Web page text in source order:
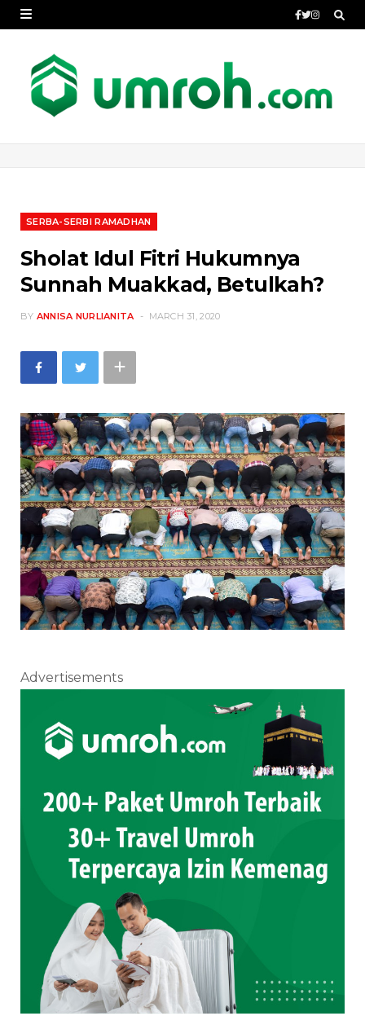
SERBA-SERBI RAMADHAN
Sholat Idul Fitri Hukumnya
Sunnah Muakkad, Betulkah?
BY ANNISA NURLIANITA MARCH 31, 2020
Advertisements